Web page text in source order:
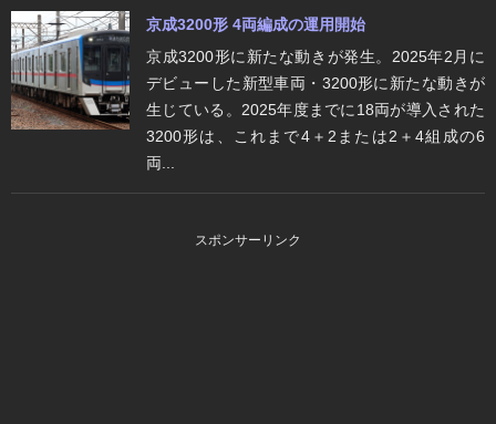
京成3200形 4両編成の運用開始
京成3200形に新たな動きが発生。2025年2月に
デビューした新型車両・3200形に新たな動きが
生じている。2025年度までに18両が導入された
3200形は、これまで4＋2または2＋4組成の6
両...
スポンサーリンク